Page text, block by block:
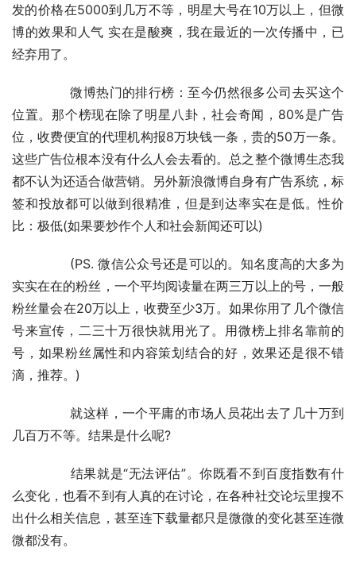
发的价格在5000到几万不等，明星大号在10万以上，但微
博的效果和人气 实在是酸爽，我在最近的一次传播中，已
经弃用了。
位置。那个榜现在除了明星八卦，社会奇闻，80%是广告
位，收费便宜的代理机构报8万块钱一条，贵的50万一条。
这些广告位根本没有什么人会去看的。总之整个微博生态我
都不认为还适合做营销。另外新浪微博自身有广告系统，标
签和投放都可以做到很精准，但是到达率实在是低。性价
比：极低(如果要炒作个人和社会新闻还可以)
实实在在的粉丝，一个平均阅读量在两三万以上的号，一般
粉丝量会在20万以上，收费至少3万。如果你用了几个微信
号来宣传，二三十万很快就用光了。用微榜上排名靠前的
号，如果粉丝属性和内容策划结合的好，效果还是很不错
滴，推荐。)
几百万不等。结果是什么呢?
么变化，也看不到有人真的在讨论，在各种社交论坛里搜不
出什么相关信息，甚至连下载量都只是微微的变化甚至连微
微都没有。